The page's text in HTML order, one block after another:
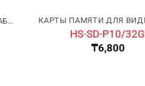
КАРТЫ ПАМЯТИ ДЛЯ ВИДЕОНАБЛЮДЕНИЯ
HS-SD-P10/32G
₸6,800